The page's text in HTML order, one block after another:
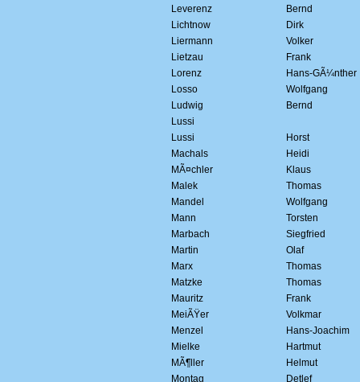
Leverenz
Bernd
Lichtnow
Dirk
Liermann
Volker
Lietzau
Frank
Lorenz
Hans-GÃ¼nther
Losso
Wolfgang
Ludwig
Bernd
Lussi
Lussi
Horst
Machals
Heidi
MÃ¤chler
Klaus
Malek
Thomas
Mandel
Wolfgang
Mann
Torsten
Marbach
Siegfried
Martin
Olaf
Marx
Thomas
Matzke
Thomas
Mauritz
Frank
MeiÃŸer
Volkmar
Menzel
Hans-Joachim
Mielke
Hartmut
MÃ¶ller
Helmut
Montag
Detlef